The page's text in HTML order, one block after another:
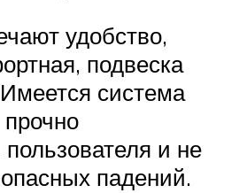
удобство,
подвеска
система
прочно
и не
падений.